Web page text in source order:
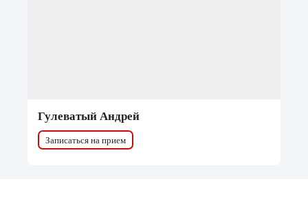
Гулеватый Андрей
Записаться на прием